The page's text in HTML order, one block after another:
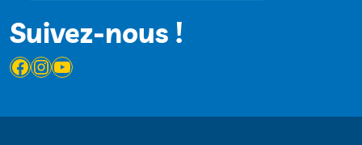
Suivez-nous !
Facebook
Instagram
YouTube